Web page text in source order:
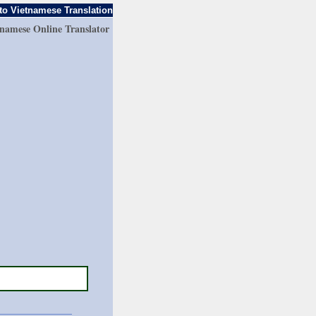
Vietnamese Translation
Online Translator